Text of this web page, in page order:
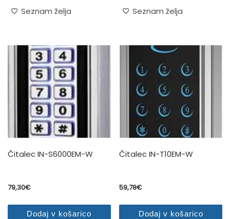
Seznam želja
Seznam želja
Čitalec IN-S6000EM-W
79,30€
Dodaj v košarico
Čitalec IN-T10EM-W
59,78€
Dodaj v košarico